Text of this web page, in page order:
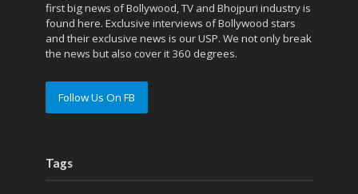
first big news of Bollywood, TV and Bhojpuri industry is
found here. Exclusive interviews of Bollywood stars
and their exclusive news is our USP. We not only break
the news but also cover it 360 degrees.
Follow Us On FB
Tags